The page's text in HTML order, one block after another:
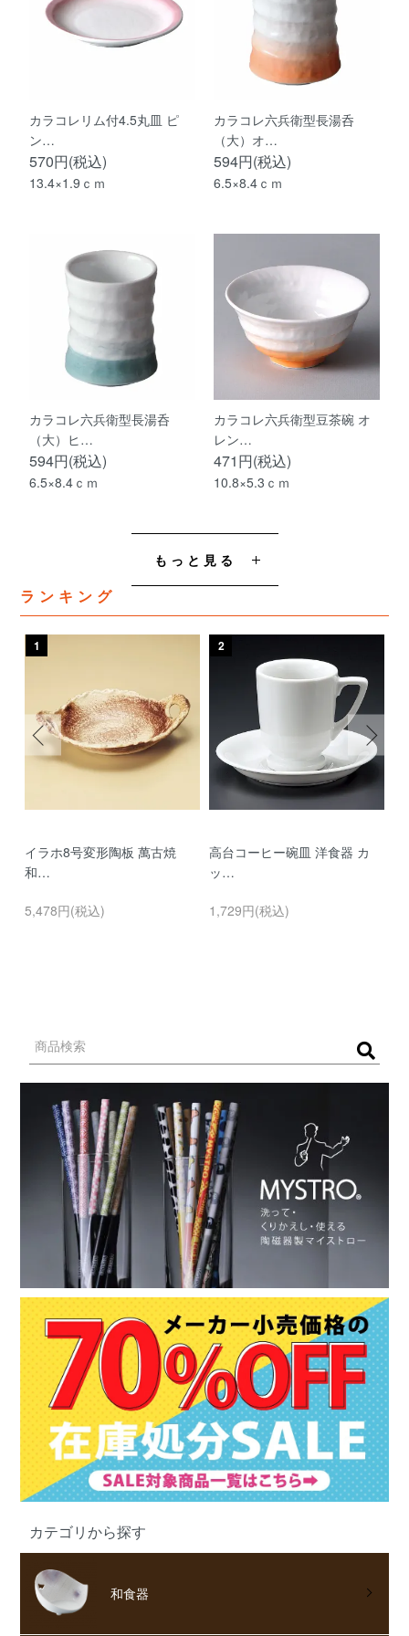
カテゴリから探す
和食器
カラコレリム付4.5丸皿 ピ
ン…
570円(税込)
13.4×1.9ｃｍ
カラコレ六兵衛型長湯呑
（大）オ…
594円(税込)
6.5×8.4ｃｍ
カラコレ六兵衛型長湯呑
（大）ヒ…
594円(税込)
6.5×8.4ｃｍ
カラコレ六兵衛型豆茶碗 オ
レン…
471円(税込)
10.8×5.3ｃｍ
もっと見る
ランキング
1
イラホ8号変形陶板 萬古焼
和…
5,478円(税込)
2
高台コーヒー碗皿 洋食器 カ
ッ…
1,729円(税込)